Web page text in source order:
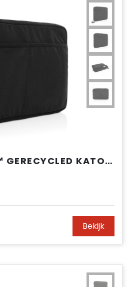
LALUKA AWARE™ GERECYCLED KATOENEN 15,6 INCH LAPTOPHOES
Bekijk